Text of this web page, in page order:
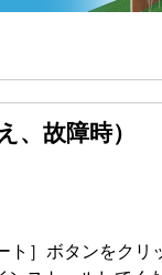
故障時）
ト］ボタンをクリ